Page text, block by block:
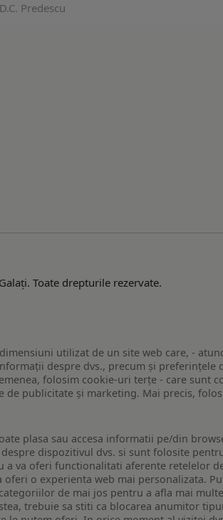
D.C. Predescu
Toate drepturile rezervate.
utilizat de un site web care, -
despre dvs., precum și
folosim cookie-uri terțe - care
publicitate și marketing. Mai precis,
plasa sau accesa informatii pe/din
dispozitivul dvs. si sunt folosite
a va oferi functionalitati aferente retelelor
o experienta web mai personalizata.
de mai jos pentru a afla mai
trebuie sa stiti ca blocarea anumitor